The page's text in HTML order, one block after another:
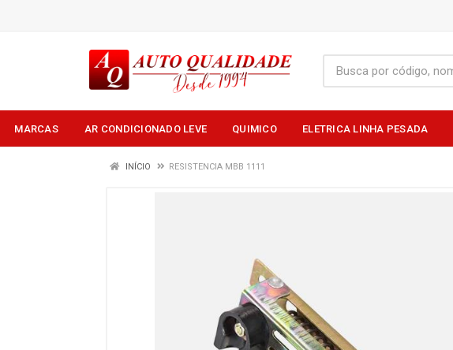
MARCAS AR CONDICIONADO LEVE QUIMICO ELETRICA LINHA PESADA
INÍCIO RESISTENCIA MBB 1111